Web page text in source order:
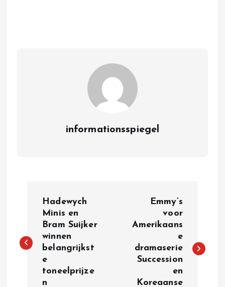
informationsspiegel
s
Hadewych
Minis en
Bram Suijker
winnen
belangrijkst
e
toneelprijze
n
Emmy’s
voor
Amerikaans
e
dramaserie
Succession
en
Koreaanse